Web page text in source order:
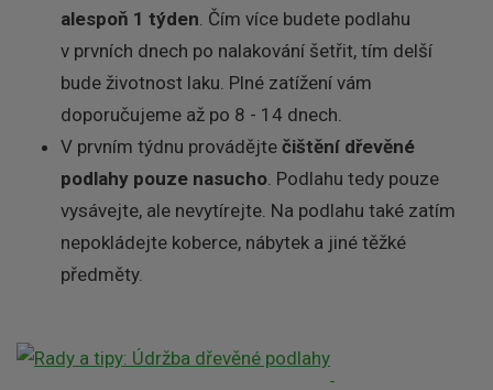
alespoň 1 týden. Čím více budete podlahu
v prvních dnech po nalakování šetřit, tím delší
bude životnost laku. Plné zatížení vám
doporučujeme až po 8 - 14 dnech.
V prvním týdnu provádějte čištění dřevěné
podlahy pouze nasucho. Podlahu tedy pouze
vysávejte, ale nevytírejte. Na podlahu také zatím
nepokládejte koberce, nábytek a jiné těžké
předměty.